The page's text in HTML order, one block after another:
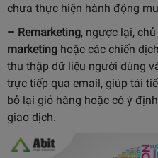
chưa thực hiện hành động
– Remarketing, ngược lại,
marketing hoặc các chiến
thu thập dữ liệu người dùng
trực tiếp qua email, giúp tái
bỏ lại giỏ hàng hoặc có ý
giao dịch.